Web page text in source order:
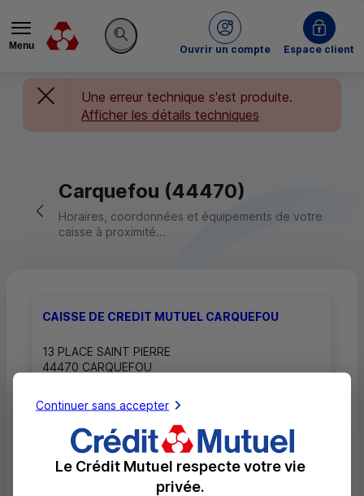
Menu
Rechercher sur le site
Ouvrir un compte
du Crédit MutuelEspace client
Une erreur technique s'est produite.
Afficher les détails techniques
Retour vers la page précédente
Carquefou (44470)
Horaires, coordonnées et équipements de votre
caisse à proximité...
CAISSE DE CREDIT MUTUEL CARQUEFOU
13 PLACE SAINT PIERRE
44470 CARQUEFOU
Fermé, ouvre à 9h00
Toutes les localités
Continuer sans accepter
Le Crédit Mutuel respecte votre vie
privée.